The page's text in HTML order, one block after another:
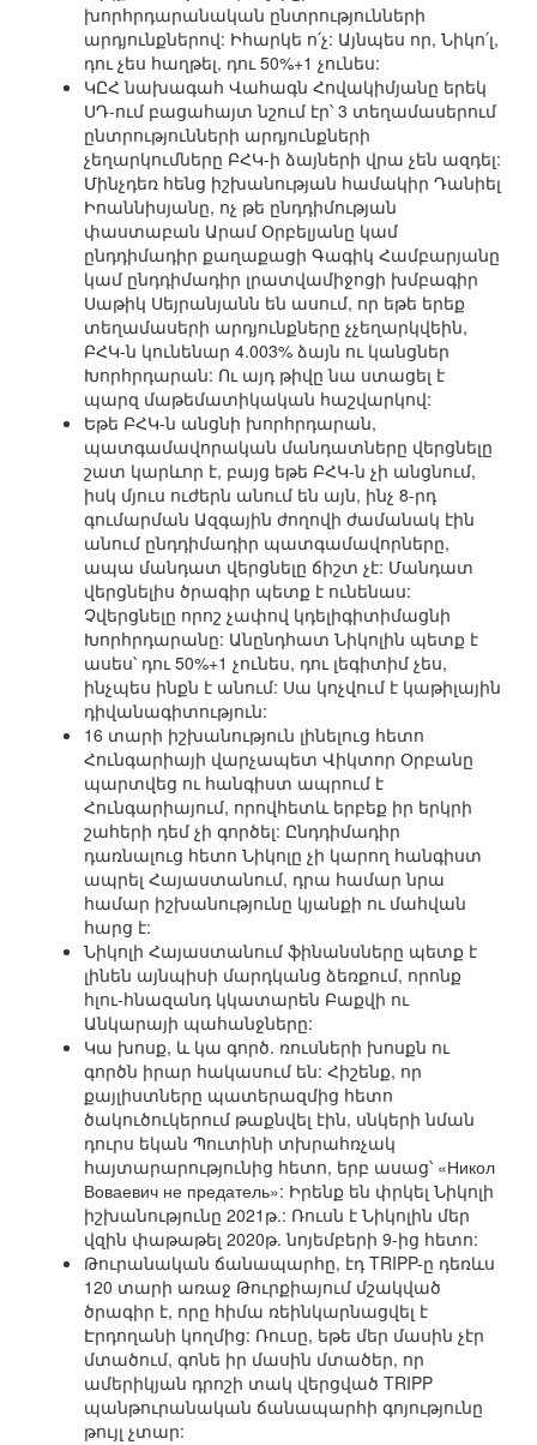
խորհրդարանական ընտրությունների
արդյունքներով: Իհարկե ո՛չ: Այնպես որ, Նիկո՛լ,
դու չես հաղթել, դու 50%+1 չունես:
ԿԸՀ նախագահ Վահագն Հովակիմյանը երեկ
ՍԴ-ում բացահայտ նշում էր՝ 3 տեղամասերում
ընտրությունների արդյունքների
չեղարկումները ԲՀԿ-ի ձայների վրա չեն ազդել:
Մինչդեռ հենց իշխանության համակիր Դանիել
Իոաննիսյանը, ոչ թե ընդդիմության
փաստաբան Արամ Օրբելյանը կամ
ընդդիմադիր քաղաքացի Գագիկ Համբարյանը
կամ ընդդիմադիր լրատվամիջոցի խմբագիր
Սաթիկ Սեյրանյանն են ասում, որ եթե երեք
տեղամասերի արդյունքները չչեղարկվեին,
ԲՀԿ-ն կունենար 4.003% ձայն ու կանցներ
Խորհրդարան: Ու այդ թիվը նա ստացել է
պարզ մաթեմատիկական հաշվարկով:
Եթե ԲՀԿ-ն անցնի խորհրդարան,
պատգամավորական մանդատները վերցնելը
շատ կարևոր է, բայց եթե ԲՀԿ-ն չի անցնում,
իսկ մյուս ուժերն անում են այն, ինչ 8-րդ
գումարման Ազգային ժողովի ժամանակ էին
անում ընդդիմադիր պատգամավորները,
ապա մանդատ վերցնելը ճիշտ չէ: Մանդատ
վերցնելիս ծրագիր պետք է ունենաս:
Չվերցնելը որոշ չափով կդելիգիտիմացնի
Խորհրդարանը: Անընդհատ Նիկոլին պետք է
ասես՝ դու 50%+1 չունես, դու լեգիտիմ չես,
ինչպես ինքն է անում: Սա կոչվում է կաթիլային
դիվանագիտություն:
16 տարի իշխանություն լինելուց հետո
Հունգարիայի վարչապետ Վիկտոր Օրբանը
պարտվեց ու հանգիստ ապրում է
Հունգարիայում, որովհետև երբեք իր երկրի
շահերի դեմ չի գործել: Ընդդիմադիր
դառնալուց հետո Նիկոլը չի կարող հանգիստ
ապրել Հայաստանում, դրա համար նրա
համար իշխանությունը կյանքի ու մահվան
հարց է:
Նիկոլի Հայաստանում ֆինանսները պետք է
լինեն այնպիսի մարդկանց ձեռքում, որոնք
հլու-հնազանդ կկատարեն Բաքվի ու
Անկարայի պահանջները:
Կա խոսք, և կա գործ. ռուսների խոսքն ու
գործն իրար հակասում են: Հիշենք, որ
քայլիստները պատերազմից հետո
ծակուծուկերում թաքնվել էին, սնկերի նման
դուրս եկան Պուտինի տխրահռչակ
հայտարարությունից հետո, երբ ասաց՝ «Никол
Воваевич не предатель»: Իրենք են փրկել Նիկոլի
իշխանությունը 2021թ.: Ռուսն է Նիկոլին մեր
վզին փաթաթել 2020թ. նոյեմբերի 9-ից հետո:
Թուրանական ճանապարհը, էդ TRIPP-ը դեռևս
120 տարի առաջ Թուրքիայում մշակված
ծրագիր է, որը հիմա ռեինկարնացվել է
Էրդողանի կողմից: Ռուսը, եթե մեր մասին չէր
մտածում, գոնե իր մասին մտածեր, որ
ամերիկյան դրոշի տակ վերցված TRIPP
պանթուրանական ճանապարհի գոյությունը
թույլ չտար: